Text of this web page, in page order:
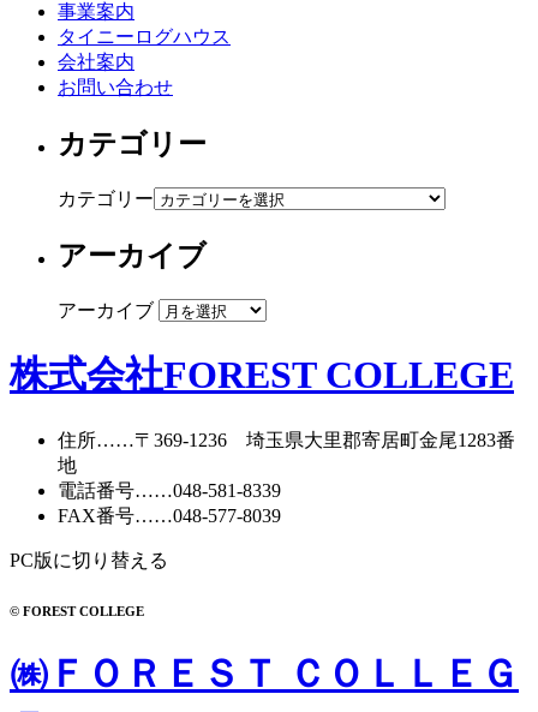
事業案内
タイニーログハウス
会社案内
お問い合わせ
カテゴリー
カテゴリー
アーカイブ
アーカイブ
株式会社FOREST COLLEGE
住所……〒369-1236 埼玉県大里郡寄居町金尾1283番
地
電話番号……048-581-8339
FAX番号……048-577-8039
PC版に切り替える
© FOREST COLLEGE
㈱ＦＯＲＥＳＴ ＣＯＬＬＥＧ